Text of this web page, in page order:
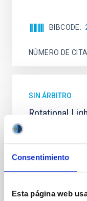
Consentimiento
Esta página web
BIBCODE
NÚMERO DE
SIN ÁRBITRO
Rotational
Baseline of
We report a
on 2026 May